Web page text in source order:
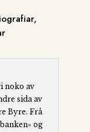
noko av
sida av
Byre. Frå
og